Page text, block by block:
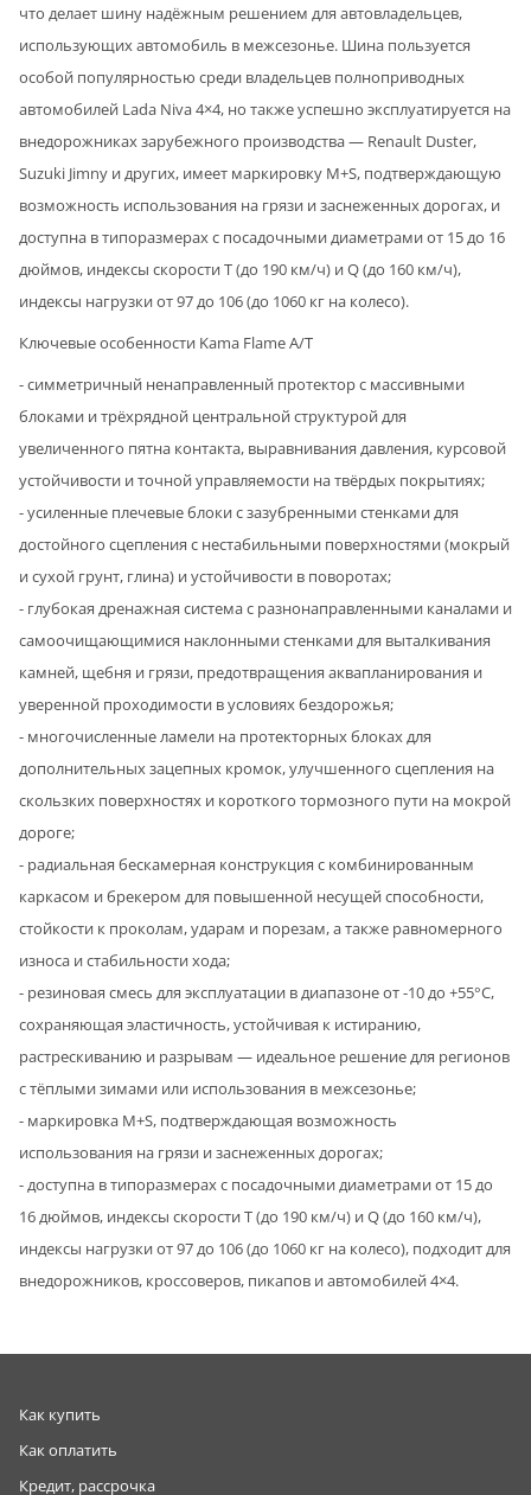
что делает шину надёжным решением для автовладельцев,
использующих автомобиль в межсезонье. Шина пользуется
особой популярностью среди владельцев полноприводных
автомобилей Lada Niva 4×4, но также успешно эксплуатируется на
внедорожниках зарубежного производства — Renault Duster,
Suzuki Jimny и других, имеет маркировку M+S, подтверждающую
возможность использования на грязи и заснеженных дорогах, и
доступна в типоразмерах с посадочными диаметрами от 15 до 16
дюймов, индексы скорости T (до 190 км/ч) и Q (до 160 км/ч),
индексы нагрузки от 97 до 106 (до 1060 кг на колесо).
Ключевые особенности Kama Flame A/T
- симметричный ненаправленный протектор с массивными
блоками и трёхрядной центральной структурой для
увеличенного пятна контакта, выравнивания давления, курсовой
устойчивости и точной управляемости на твёрдых покрытиях;
- усиленные плечевые блоки с зазубренными стенками для
достойного сцепления с нестабильными поверхностями (мокрый
и сухой грунт, глина) и устойчивости в поворотах;
- глубокая дренажная система с разнонаправленными каналами и
самоочищающимися наклонными стенками для выталкивания
камней, щебня и грязи, предотвращения аквапланирования и
уверенной проходимости в условиях бездорожья;
- многочисленные ламели на протекторных блоках для
дополнительных зацепных кромок, улучшенного сцепления на
скользких поверхностях и короткого тормозного пути на мокрой
дороге;
- радиальная бескамерная конструкция с комбинированным
каркасом и брекером для повышенной несущей способности,
стойкости к проколам, ударам и порезам, а также равномерного
износа и стабильности хода;
- резиновая смесь для эксплуатации в диапазоне от -10 до +55°C,
сохраняющая эластичность, устойчивая к истиранию,
растрескиванию и разрывам — идеальное решение для регионов
с тёплыми зимами или использования в межсезонье;
- маркировка M+S, подтверждающая возможность
использования на грязи и заснеженных дорогах;
- доступна в типоразмерах с посадочными диаметрами от 15 до
16 дюймов, индексы скорости T (до 190 км/ч) и Q (до 160 км/ч),
индексы нагрузки от 97 до 106 (до 1060 кг на колесо), подходит для
внедорожников, кроссоверов, пикапов и автомобилей 4×4.
Как купить
Как оплатить
Кредит, рассрочка